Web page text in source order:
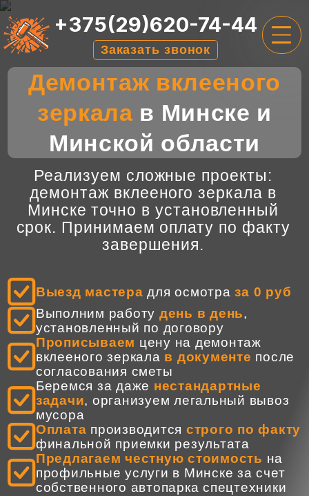
+375(29)620-74-44
Заказать звонок
ГЛАВНАЯ
УСЛУГИ
О НАС
ОТЗЫВЫ
КОНТАКТЫ
Демонтаж вклееного
зеркала в Минске и
Минской области
Реализуем сложные проекты:
демонтаж вклееного зеркала в
Минске точно в установленный
срок. Принимаем оплату по факту
завершения.
Выезд мастера для осмотраза 0 руб
Выполним работу день в день,
установленный по договору
Прописываем цену на демонтаж
вклееного зеркала в документе после
согласования сметы
Беремся за даже нестандартные
задачи, организуем легальный вывоз
мусора
Оплата производится строго по факту
финальной приемки результата
Предлагаем честную стоимость на
профильные услуги в Минске за счет
собственного автопарка спецтехники